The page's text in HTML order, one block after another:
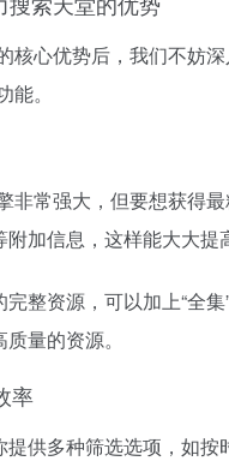
核心优势后，我们不妨
。
非常强大，但要想获得
加信息，这样能大大提
整资源，可以加上“全
量的资源。
率
供多种筛选选项，如